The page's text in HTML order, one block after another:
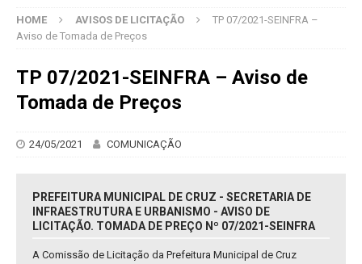
HOME AVISOS DE LICITAÇÃO
TP 07/2021-SEINFRA –
Aviso de Tomada de Preços
TP 07/2021-SEINFRA – Aviso de
Tomada de Preços
24/05/2021 COMUNICAÇÃO
PREFEITURA MUNICIPAL DE CRUZ - SECRETARIA DE
INFRAESTRUTURA E URBANISMO - AVISO DE
LICITAÇÃO. TOMADA DE PREÇO Nº 07/2021-SEINFRA
A Comissão de Licitação da Prefeitura Municipal de Cruz